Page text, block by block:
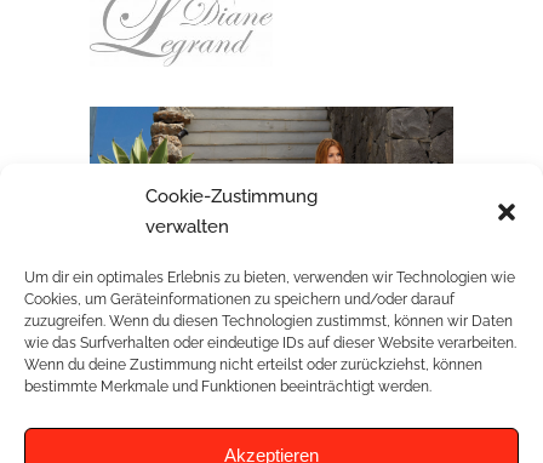
Cookie-Zustimmung
verwalten
Um dir ein optimales Erlebnis zu bieten, verwenden wir Technologien wie
Cookies, um Geräteinformationen zu speichern und/oder darauf
zuzugreifen. Wenn du diesen Technologien zustimmst, können wir Daten
wie das Surfverhalten oder eindeutige IDs auf dieser Website verarbeiten.
Wenn du deine Zustimmung nicht erteilst oder zurückziehst, können
bestimmte Merkmale und Funktionen beeinträchtigt werden.
Akzeptieren